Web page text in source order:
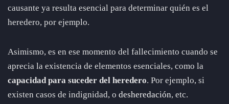
causante ya resulta esencial para determinar quién es el
heredero, por ejemplo.
Asimismo, es en ese momento del fallecimiento cuando se
aprecia la existencia de elementos esenciales, como la
capacidad para suceder del heredero. Por ejemplo, si
existen casos de indignidad, o desheredación, etc.